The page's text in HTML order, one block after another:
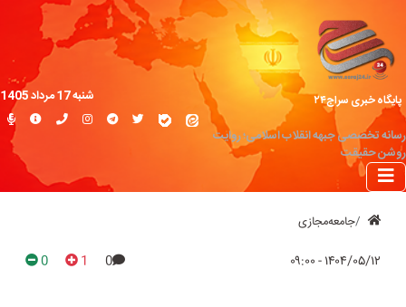
پایگاه خبری سراج۲۴
رسانه تخصصی جبهه انقلاب اسلامی؛ روایت
روشن حقیقت
شنبه 17 مرداد 1405
جامعه‌مجازی
۱۴۰۴/۰۵/۱۲ - ۰۹:۰۰ 0
1
0